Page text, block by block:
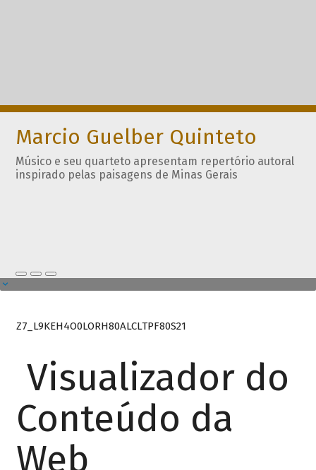
Marcio Guelber Quinteto
Músico e seu quarteto apresentam repertório autoral
inspirado pelas paisagens de Minas Gerais
Z7_L9KEH4O0LORH80ALCLTPF80S21
Visualizador do
Conteúdo da
Web